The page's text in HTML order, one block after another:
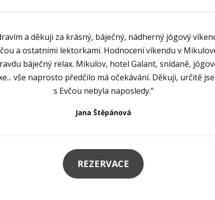
a děkuji za krásný, báječný, nádherný jógový
a ostatními lektorkami. Hodnocení víkendu v
báječný relax. Mikulov, hotel Galant, snídaně,
vše naprosto předčilo má očekávání. Děkuji, určitě
s Evčou nebyla naposledy.”
Jana Štěpánová
REZERVACE